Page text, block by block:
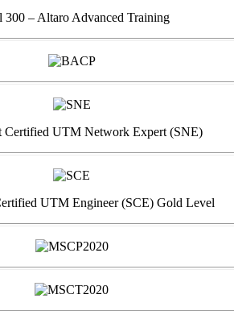
300 – Altaro Advanced Training
Certified UTM Network Expert (SNE)
UTM Engineer (SCE) Gold Level